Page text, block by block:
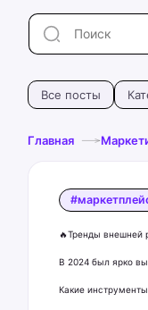
Все посты
Главная
🔥Тренды внешней
В 2024 был ярко
Какие